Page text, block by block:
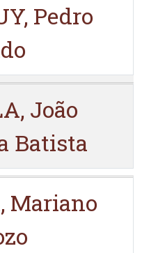
Pedro
João
Batista
Mariano